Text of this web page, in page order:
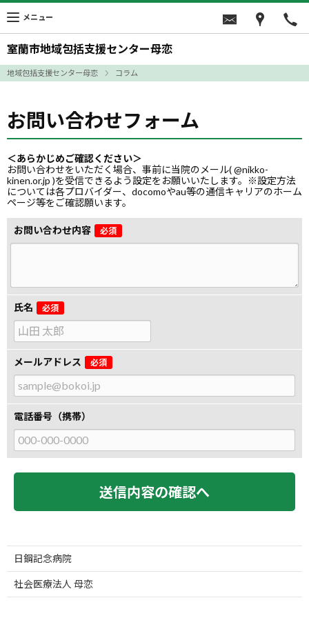
室蘭市地域包括支援センター母恋
メニュー
地域包括支援センター母恋 コラム
お問い合わせフォーム
＜あらかじめご確認ください＞
お問い合わせをいただく場合、事前に当院のメール( @nikko-
kinen.or.jp )を受信できるよう設定をお願いいたします。※設定方法
については各プロバイダー、docomoやau等の通信キャリアのホーム
ページ等をご確認願います。
お問い合わせ内容 必須
氏名 必須
氏
名
メールアドレス 必須
電話番号（携帯）
日鋼記念病院
社会医療法人 母恋